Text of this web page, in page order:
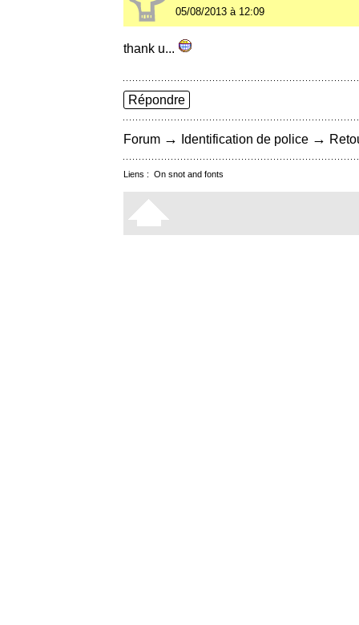
05/08/2013 à 12:09
thank u...
Répondre
Forum → Identification de police →
Liens : On snot and fonts